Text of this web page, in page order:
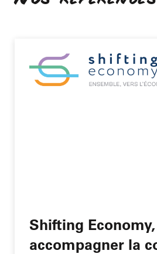
Shifting Economy,
accompagner la